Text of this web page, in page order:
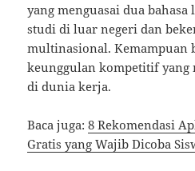
yang menguasai dua
studi di luar negeri dan
multinasional. Kemampuan
keunggulan kompetitif yang
di dunia kerja.
Baca juga:8 Rekomendasi
Gratis yang Wajib Dicoba